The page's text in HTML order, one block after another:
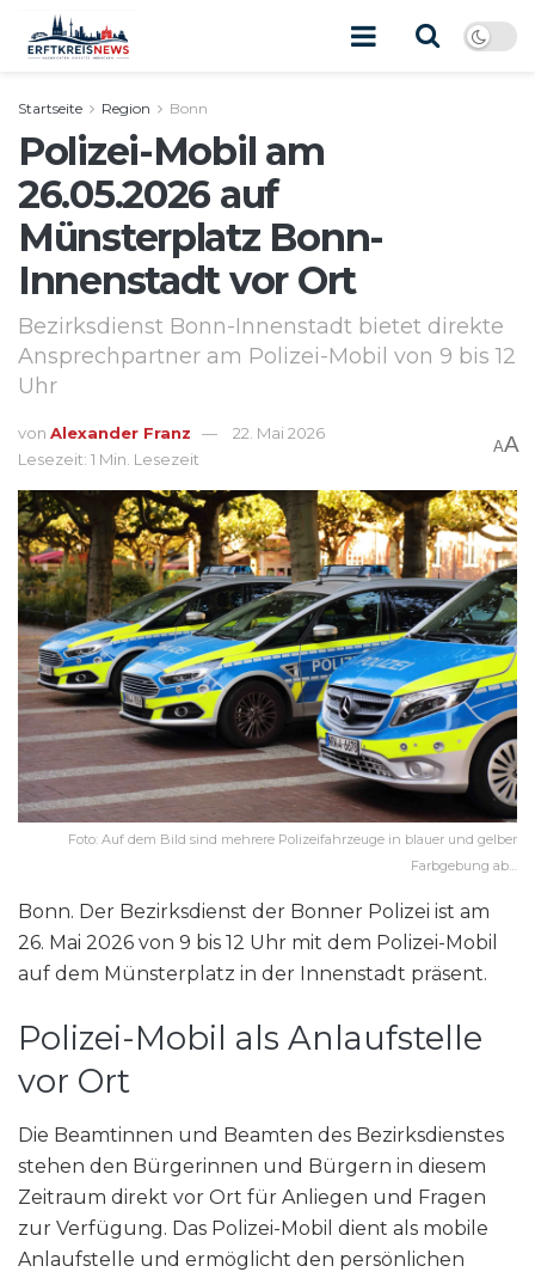
Startseite Region Bonn
Polizei-Mobil am
26.05.2026 auf
Münsterplatz Bonn-
Innenstadt vor Ort
Bezirksdienst Bonn-Innenstadt bietet direkte
Ansprechpartner am Polizei-Mobil von 9 bis 12
Uhr
von Alexander Franz
22. Mai 2026
Lesezeit: 1 Min. Lesezeit
AA
Foto: Auf dem Bild sind mehrere Polizeifahrzeuge in blauer und gelber
Farbgebung ab…
Bonn. Der Bezirksdienst der Bonner Polizei ist am
26. Mai 2026 von 9 bis 12 Uhr mit dem Polizei-Mobil
auf dem Münsterplatz in der Innenstadt präsent.
Polizei-Mobil als Anlaufstelle
vor Ort
Die Beamtinnen und Beamten des Bezirksdienstes
stehen den Bürgerinnen und Bürgern in diesem
Zeitraum direkt vor Ort für Anliegen und Fragen
zur Verfügung. Das Polizei-Mobil dient als mobile
Anlaufstelle und ermöglicht den persönlichen